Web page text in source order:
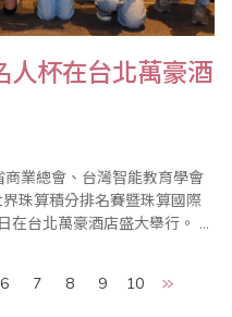
人杯在台北萬豪酒
業總會、台灣智能教育學會
珠算積分排名賽暨珠算國際
在台北萬豪酒店盛大舉行。 本
代表；值得一提的「名人杯珠
項目最優六名(Top 6)選手..
6 7 8 9 10